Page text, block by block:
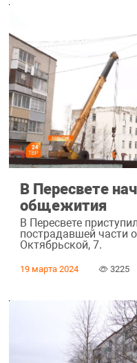
В Пересвете
общежития
В Пересвете
пострадавшей части
Октябрьской, 7.
19 марта 2024 3225